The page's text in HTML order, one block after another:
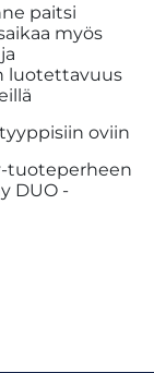
paitsi
myös
luotettavuus
oviin
tuoteperheen
DUO -